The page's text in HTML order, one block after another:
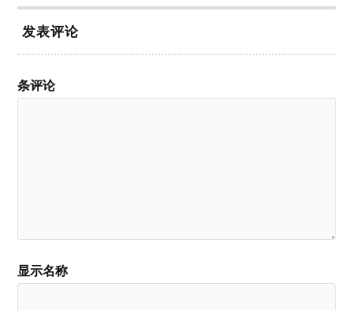
发表评论
条评论
显示名称